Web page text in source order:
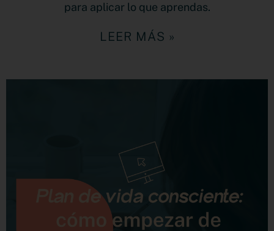
para aplicar lo que aprendas.
LEER MÁS »